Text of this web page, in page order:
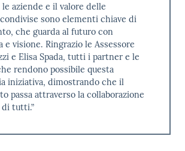
aziende e il valore delle
sono elementi chiave di
che guarda al futuro con
e visione. Ringrazio le Assessore
e Elisa Spada, tutti i partner e le
rendono possibile questa
iniziativa, dimostrando che il
passa attraverso la collaborazione
di tutti.”